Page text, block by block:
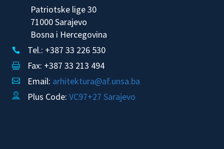
Patriotske lige 30
71000 Sarajevo
Bosna i Hercegovina

 Tel.: +387 33 226 530

 Fax: +387 33 213 494

 Email: arhitektura@af.unsa.ba

 Plus Code: VC97+27 Sarajevo